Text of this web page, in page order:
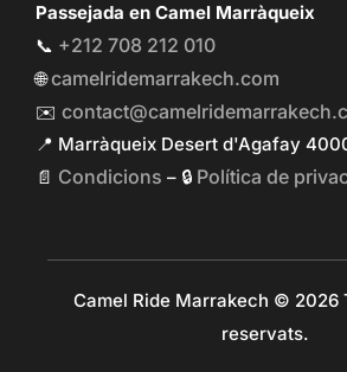
Passejada en Camel Marràqueix
📞 +212 708 212 010
🌐camelridemarrakech.com
✉️
📍 Marràqueix Desert d'Agafay
📄 Condicions – 🔒 Política de
Camel Ride Marrakech © 2026
reservats.